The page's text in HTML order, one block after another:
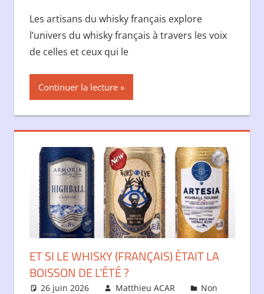
Les artisans du whisky français explore
l’univers du whisky français à travers les voix
de celles et ceux qui le
Continuer la lecture
ET SI LE WHISKY (FRANÇAIS) ÉTAIT LA
BOISSON DE L’ÉTÉ ?
26 juin 2026 Matthieu ACAR
Non